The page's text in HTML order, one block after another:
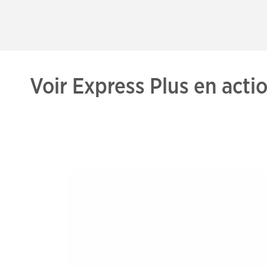
Voir Express Plus en